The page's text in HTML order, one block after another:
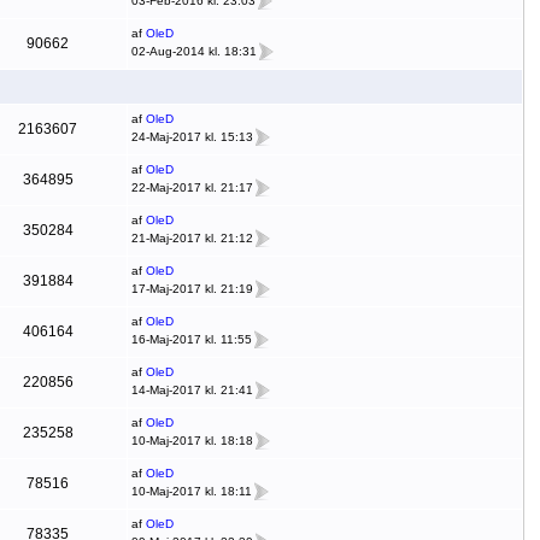
90662
af OleD
02-Aug-2014 kl. 18:31
2163607
af OleD
24-Maj-2017 kl. 15:13
364895
af OleD
22-Maj-2017 kl. 21:17
350284
af OleD
21-Maj-2017 kl. 21:12
391884
af OleD
17-Maj-2017 kl. 21:19
406164
af OleD
16-Maj-2017 kl. 11:55
220856
af OleD
14-Maj-2017 kl. 21:41
235258
af OleD
10-Maj-2017 kl. 18:18
78516
af OleD
10-Maj-2017 kl. 18:11
78335
af OleD